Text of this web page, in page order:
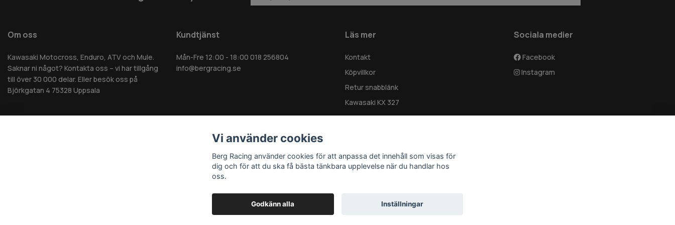
Om oss
Kawasaki Motocross, Enduro, ATV och Mule.
Saknar ni något? Kontakta oss – vi har tillgång
till över 30 000 delar. Eller besök oss på
Björkgatan 4 75328 Uppsala
Kundtjänst
Mån-Fre 12:00 - 18:00 018 256804
info@bergracing.se
Läs mer
Kontakt
Köpvillkor
Retur snabblänk
Kawasaki KX 327
Sociala medier
Facebook
Instagram
Vi använder cookies
Berg Racing använder cookies för att anpassa det innehåll som visas för
dig och för att du ska få bästa tänkbara upplevelse när du handlar hos
oss.
Godkänn alla Inställningar